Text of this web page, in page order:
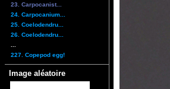
23. Carpocanist...
24. Carpocanium...
25. Coelodendru...
26. Coelodendru...
227. Copepod egg!
Image aléatoire